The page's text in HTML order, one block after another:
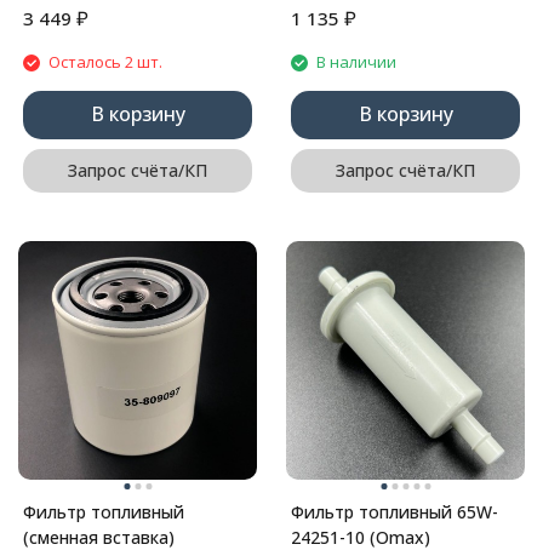
3 449 ₽
Осталось 2 шт.
В корзину
Запрос счёта/КП
1 135 ₽
В наличии
В корзину
Запрос счёта/КП
Фильтр топливный
(сменная вставка)
Фильтр топливный 65W-
24251-10 (Omax)